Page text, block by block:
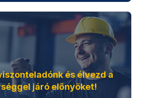
és élvezd a
járó előnyöket!